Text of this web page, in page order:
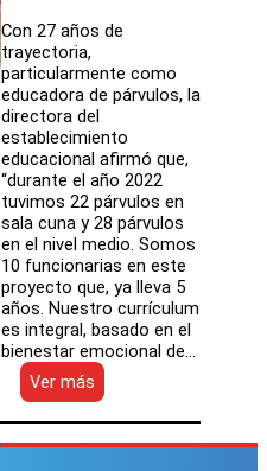
Con 27 años de
trayectoria,
particularmente como
educadora de párvulos, la
directora del
establecimiento
educacional afirmó que,
“durante el año 2022
tuvimos 22 párvulos en
sala cuna y 28 párvulos
en el nivel medio. Somos
10 funcionarias en este
proyecto que, ya lleva 5
años. Nuestro currículum
es integral, basado en el
bienestar emocional de…
Ver más
Jardín
infantil
Colonias